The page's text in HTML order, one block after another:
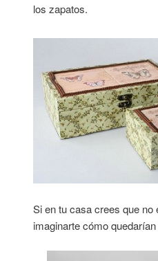
los zapatos.
Si en tu casa crees que
imaginarte cómo